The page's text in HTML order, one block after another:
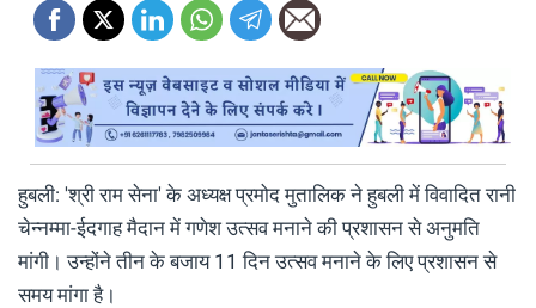
हुबली: 'श्री राम सेना' के अध्यक्ष प्रमोद मुतालिक ने हुबली में विवादित रानी
चेन्नम्मा-ईदगाह मैदान में गणेश उत्सव मनाने की प्रशासन से अनुमति
मांगी। उन्होंने तीन के बजाय 11 दिन उत्सव मनाने के लिए प्रशासन से
समय मांगा है।